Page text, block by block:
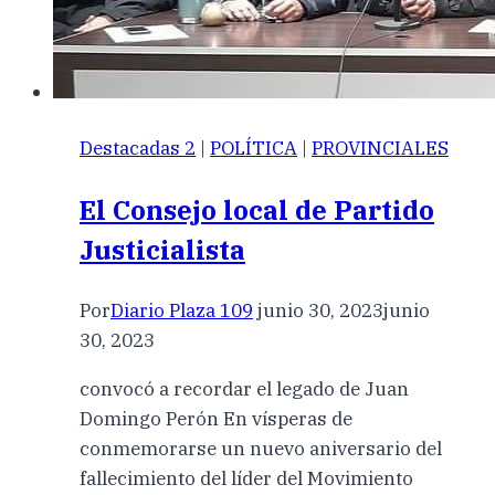
Destacadas 2 | POLÍTICA | PROVINCIALES
El Consejo local de Partido
Justicialista
PorDiario Plaza 109 junio 30, 2023junio
30, 2023
convocó a recordar el legado de Juan
Domingo Perón En vísperas de
conmemorarse un nuevo aniversario del
fallecimiento del líder del Movimiento